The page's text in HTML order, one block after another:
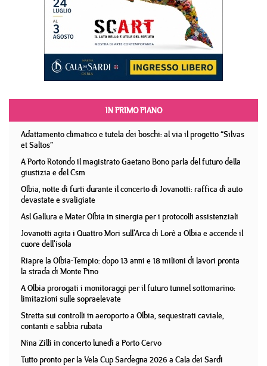
IN PRIMO PIANO
Adattamento climatico e tutela dei boschi: al via il progetto “Silvas
et Saltos”
A Porto Rotondo il magistrato Gaetano Bono parla del futuro della
giustizia e del Csm
Olbia, notte di furti durante il concerto di Jovanotti: raffica di auto
devastate e svaligiate
Asl Gallura e Mater Olbia in sinergia per i protocolli assistenziali
Jovanotti agita i Quattro Mori sull'Arca di Lorè a Olbia e accende il
cuore dell'isola
Riapre la Olbia-Tempio: dopo 13 anni e 18 milioni di lavori pronta
la strada di Monte Pino
A Olbia prorogati i monitoraggi per il futuro tunnel sottomarino:
limitazioni sulle sopraelevate
Stretta sui controlli in aeroporto a Olbia, sequestrati caviale,
contanti e sabbia rubata
Nina Zilli in concerto lunedì a Porto Cervo
Tutto pronto per la Vela Cup Sardegna 2026 a Cala dei Sardi